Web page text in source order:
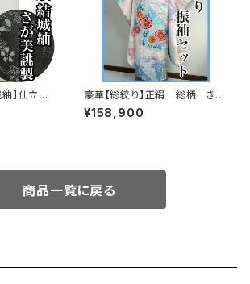
】仕立て
美 s74
豪華【総絞り】正絹 総柄 きぬ
たや調 振袖セット s676
¥158,900
商品一覧に戻る